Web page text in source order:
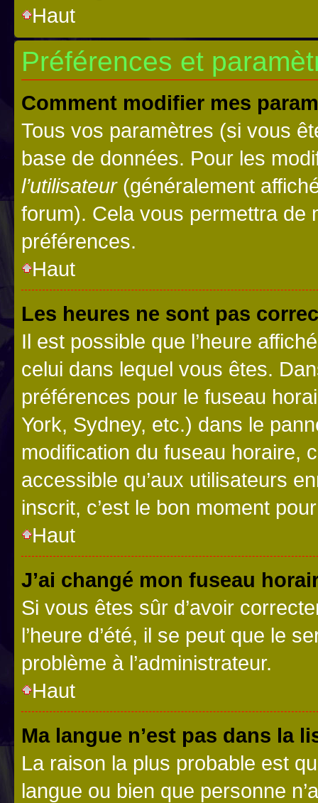
Haut
Préférences et
Comment modifier mes
Tous vos paramètres (si vous
base de données. Pour les
l’utilisateur(généralement
forum). Cela vous permettra de
préférences.
Haut
Les heures ne sont pas
Il est possible que l’heure
celui dans lequel vous êtes.
préférences pour le fuseau
York, Sydney, etc.) dans le
modification du fuseau horaire,
accessible qu’aux utilisateurs
inscrit, c’est le bon moment
Haut
J’ai changé mon fuseau
Si vous êtes sûr d’avoir
l’heure d’été, il se peut que le
problème à l’administrateur.
Haut
Ma langue n’est pas dans la
La raison la plus probable est
langue ou bien que personne